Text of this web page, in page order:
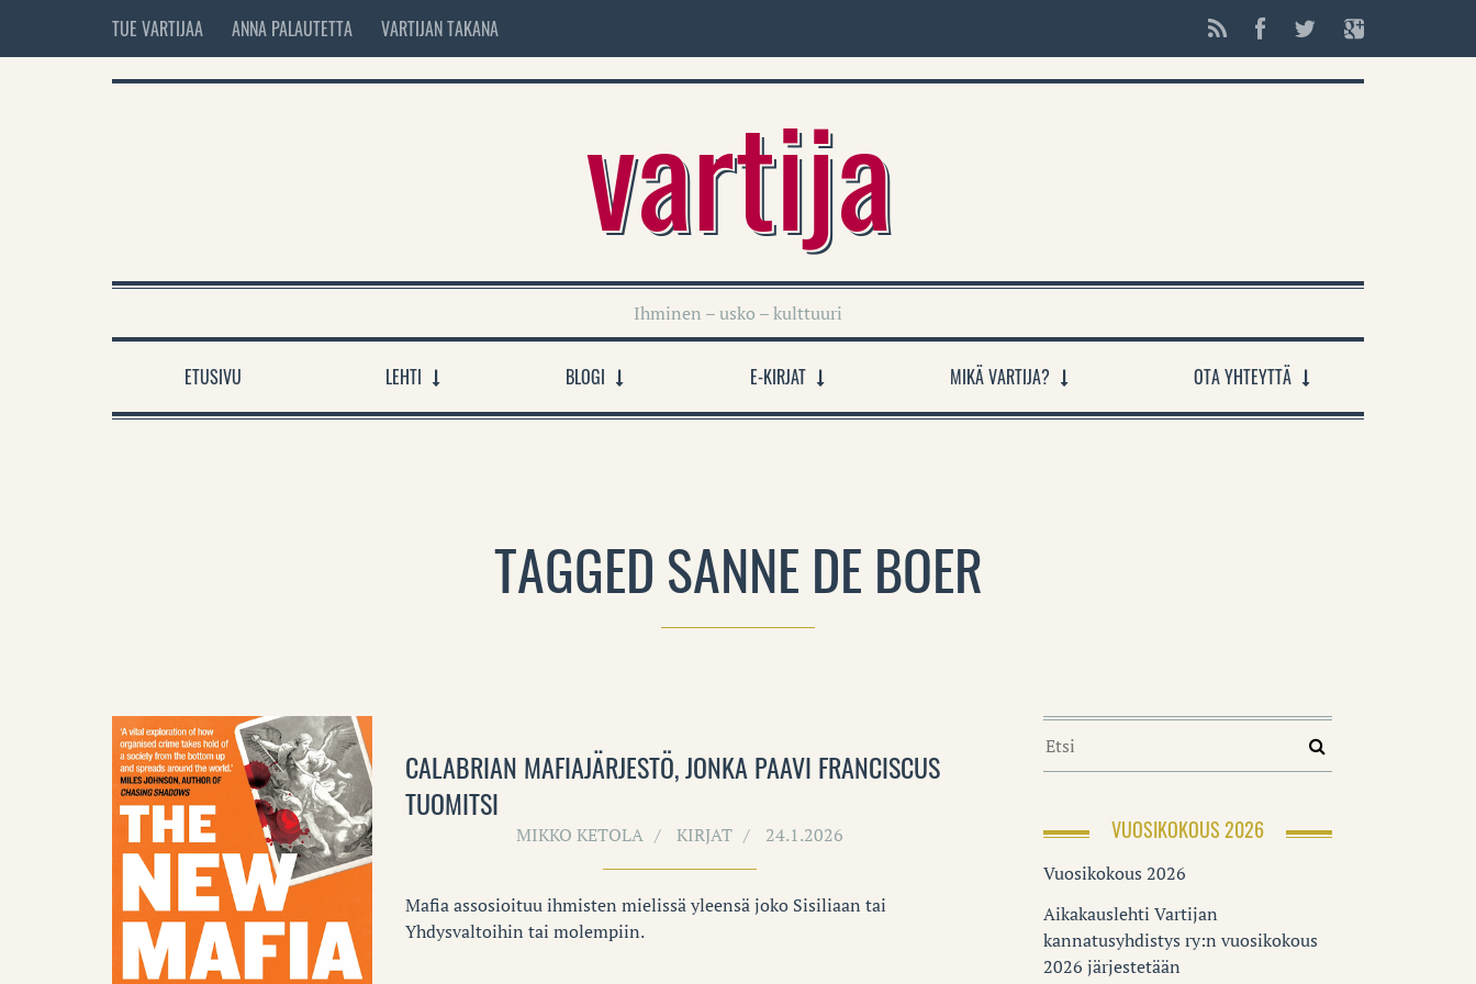
TUE VARTIJAA ANNA PALAUTETTA VARTIJAN TAKANA
vartija
Ihminen – usko – kulttuuri
ETUSIVU LEHTI BLOGI E-KIRJAT MIKÄ VARTIJA? OTA YHTEYTTÄ
TAGGED SANNE DE BOER
CALABRIAN MAFIAJÄRJESTÖ, JONKA PAAVI FRANCISCUS
TUOMITSI
MIKKO KETOLA KIRJAT 24.1.2026
Mafia assosioituu ihmisten mielissä yleensä joko Sisiliaan tai
Yhdysvaltoihin tai molempiin.
VUOSIKOKOUS 2026
Vuosikokous 2026
Aikakauslehti Vartijan
kannatusyhdistys ry:n vuosikokous
2026 järjestetään